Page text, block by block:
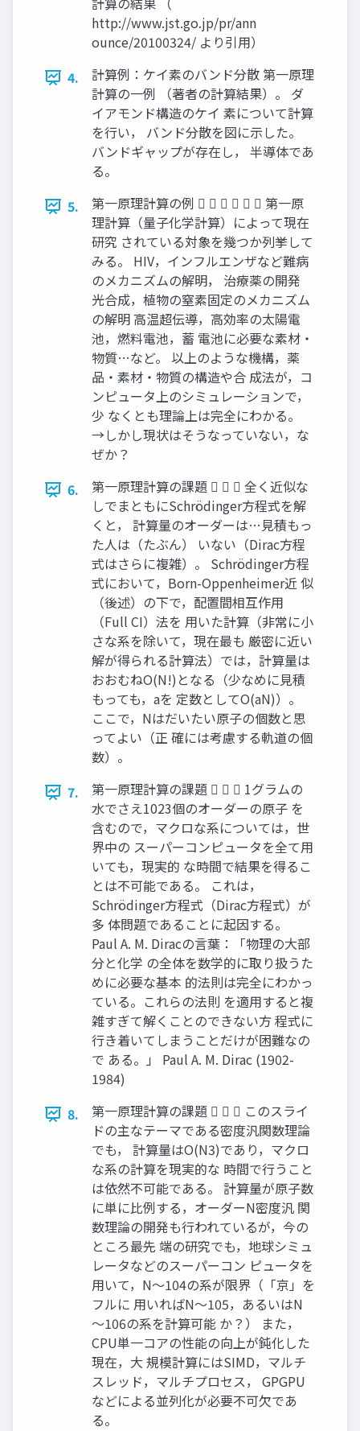
http://www.jst.go.jp/pr/ann
ounce/20100324/ より引用）
4.
計算例：ケイ素のバンド分散 第一原理
計算の一例 （著者の計算結果）。 ダ
イアモンド構造のケイ 素について計算
を行い， バンド分散を図に示した。
バンドギャップが存在し， 半導体であ
る。
5.
第一原理計算の例       第一原
理計算（量子化学計算）によって現在
研究 されている対象を幾つか列挙して
みる。 HIV，インフルエンザなど難病
のメカニズムの解明， 治療薬の開発
光合成，植物の窒素固定のメカニズム
の解明 高温超伝導，高効率の太陽電
池，燃料電池，蓄 電池に必要な素材・
物質…など。 以上のような機構，薬
品・素材・物質の構造や合 成法が，コ
ンピュータ上のシミュレーションで，
少 なくとも理論上は完全にわかる。
→しかし現状はそうなっていない，な
ぜか？
6.
第一原理計算の課題    全く近似な
しでまともにSchrödinger方程式を解
くと， 計算量のオーダーは…見積もっ
た人は（たぶん） いない（Dirac方程
式はさらに複雑）。 Schrödinger方程
式において，Born-Oppenheimer近 似
（後述）の下で，配置間相互作用
（Full CI）法を 用いた計算（非常に小
さな系を除いて，現在最も 厳密に近い
解が得られる計算法）では，計算量は
おおむねO(N!)となる（少なめに見積
もっても，aを 定数としてO(aN)）。
ここで，Nはだいたい原子の個数と思
ってよい（正 確には考慮する軌道の個
数）。
7.
第一原理計算の課題    1グラムの
水でさえ1023個のオーダーの原子 を
含むので，マクロな系については，世
界中の スーパーコンピュータを全て用
いても，現実的 な時間で結果を得るこ
とは不可能である。 これは，
Schrödinger方程式（Dirac方程式）が
多 体問題であることに起因する。
Paul A. M. Diracの言葉：「物理の大部
分と化学 の全体を数学的に取り扱うた
めに必要な基本 的法則は完全にわかっ
ている。これらの法則 を適用すると複
雑すぎて解くことのできない方 程式に
行き着いてしまうことだけが困難なの
で ある。」 Paul A. M. Dirac (1902-
1984)
8.
第一原理計算の課題    このスライ
ドの主なテーマである密度汎関数理論
でも， 計算量はO(N3)であり，マクロ
な系の計算を現実的な 時間で行うこと
は依然不可能である。 計算量が原子数
に単に比例する，オーダーN密度汎 関
数理論の開発も行われているが，今の
ところ最先 端の研究でも，地球シミュ
レータなどのスーパーコン ピュータを
用いて，N～104の系が限界（「京」を
フルに 用いればN～105，あるいはN
～106の系を計算可能 か？） また，
CPU単一コアの性能の向上が鈍化した
現在，大 規模計算にはSIMD，マルチ
スレッド，マルチプロセス， GPGPU
などによる並列化が必要不可欠であ
る。